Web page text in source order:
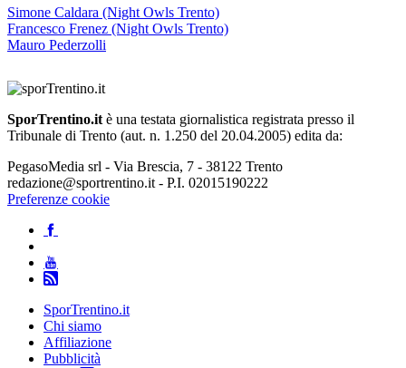
Simone Caldara (Night Owls Trento)
Francesco Frenez (Night Owls Trento)
Mauro Pederzolli
SporTrentino.it è una testata giornalistica registrata presso il
Tribunale di Trento (aut. n. 1.250 del 20.04.2005) edita da:
PegasoMedia srl - Via Brescia, 7 - 38122 Trento
redazione@sportrentino.it - P.I. 02015190222
Preferenze cookie
SporTrentino.it
Chi siamo
Affiliazione
Pubblicità